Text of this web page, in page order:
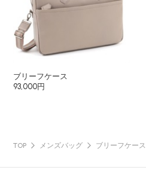
ブリーフケース
93,000円
TOP メンズバッグ ブリーフケース